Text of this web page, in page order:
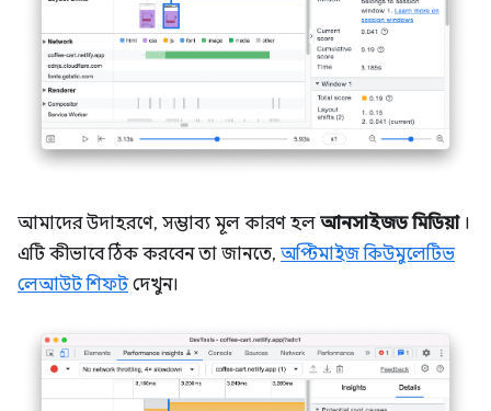
আমাদের উদাহরণে, সম্ভাব্য মূল কারণ হল আনসাইজড মিডিয়া।
এটি কীভাবে ঠিক করবেন তা জানতে, অপ্টিমাইজ কিউমুলেটিভ
লেআউট শিফটদেখুন।